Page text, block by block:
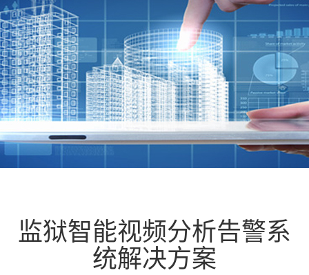
监狱智能视频分析告警系
统解决方案